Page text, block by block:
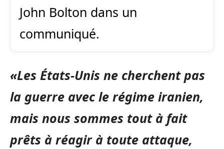
John Bolton dans un
communiqué.
«Les États-Unis ne cherchent pas
la guerre avec le régime iranien,
mais nous sommes tout à fait
prêts à réagir à toute attaque,